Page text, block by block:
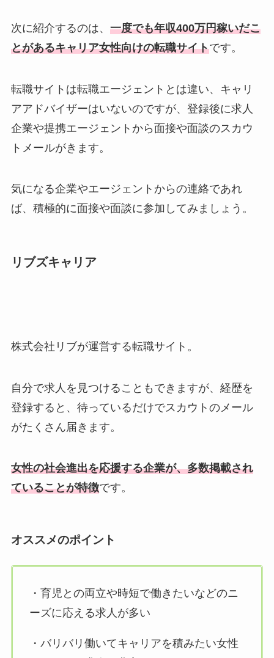
次に紹介するのは、 一度でも年収400万円稼いだこ
とがあるキャリア女性向けの転職サイトです。
転職サイトは転職エージェントとは違い、キャリ
アアドバイザーはいないのですが、登録後に求人
企業や提携エージェントから面接や面談のスカウ
トメールがきます。
気になる企業やエージェントからの連絡であれ
ば、積極的に面接や面談に参加してみましょう。
リブズキャリア
株式会社リブが運営する転職サイト。
自分で求人を見つけることもできますが、経歴を
登録すると、待っているだけでスカウトのメール
がたくさん届きます。
女性の社会進出を応援する企業が、多数掲載され
ていることが特徴です。
オススメのポイント
・育児との両立や時短で働きたいなどのニ
ーズに応える求人が多い
・バリバリ働いてキャリアを積みたい女性